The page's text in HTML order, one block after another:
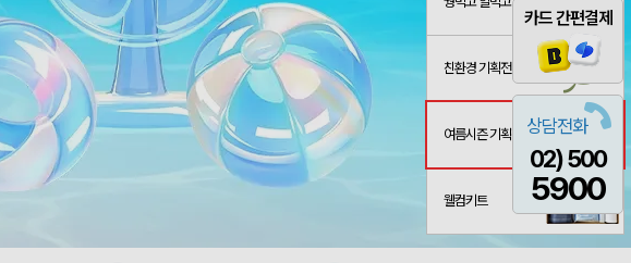
카드 간편결제
상담전화
02) 500
5900
친환경 기획전
여름시즌 기획전
웰컴키트
모두애 LED 키캡 키링 굿즈 이미소 산출완료
08-06
08-06